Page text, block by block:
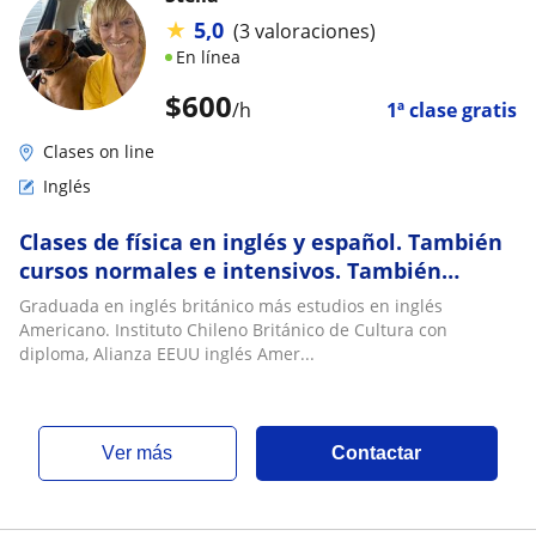
$600/h 1ª clase gratis
★ 5,0 (3 valoraciones)
En línea
Clases on line
Inglés
Clases de física en inglés y español. También
cursos normales e intensivos. También
holandés con diploma
Graduada en inglés británico más estudios en inglés
Americano. Instituto Chileno Británico de Cultura con
diploma, Alianza EEUU inglés Amer...
ver más Contactar